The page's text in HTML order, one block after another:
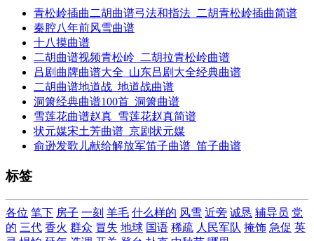
青松岭插曲二胡曲谱弓法和指法_二胡青松岭插曲简谱
秦腔八年前风雪曲谱
十八摸曲谱
二胡曲谱视频青松岭_二胡拉青松岭曲谱
吕剧曲牌曲谱大全_山东吕剧大全经典曲谱
二胡曲谱地道战_地道战曲谱
洞箫经典曲谱100首_洞箫曲谱
雪莲花曲谱赵真_雪莲花赵真简谱
状元媒宋土芳曲谱_京剧状元媒
俞逊发歌儿献给解放军笛子曲谱_笛子曲谱
标签
各位 笔下 房子 一刻 羊毛 什么样的 风雪 近旁 诚恳 辅导员 党
的 三代 香火 群众 冒失 地球 国语 稀疏 人民军队 掩饰 急促 英